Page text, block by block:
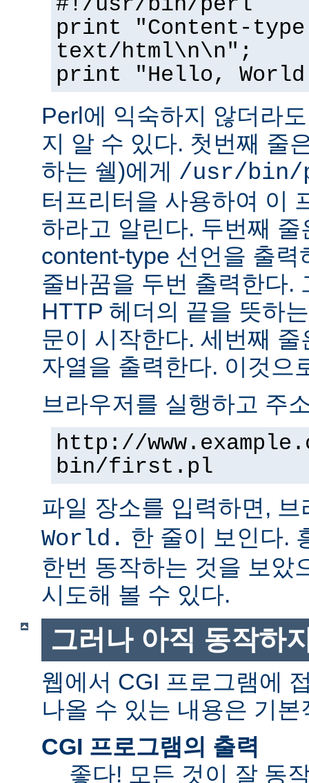
print "Content-
text/html\n\n";
print "Hello,
Perl에 익숙하지 않더라
지 알 수 있다. 첫번째 줄
하는 쉘)에게 /usr/bin/
터프리터을 사용하여 이
하라고 알린다. 두번째 줄
content-type 선언을 출
줄바꿈을 두번 출력한다.
HTTP 헤더의 끝을 뜻하
문이 시작한다. 세번째
자열을 출력한다. 이것으
브라우저를 실행하고 주
http://
bin/first.pl
파일 장소를 입력하면,
World. 한 줄이 보인다.
한번 동작하는 것을 보았
시도해 볼 수 있다.
그러나 아직 동작하
웹에서 CGI 프로그램에
나올 수 있는 내용은 기
CGI 프로그램의 출력
좋다! 모든 것이 잘 동